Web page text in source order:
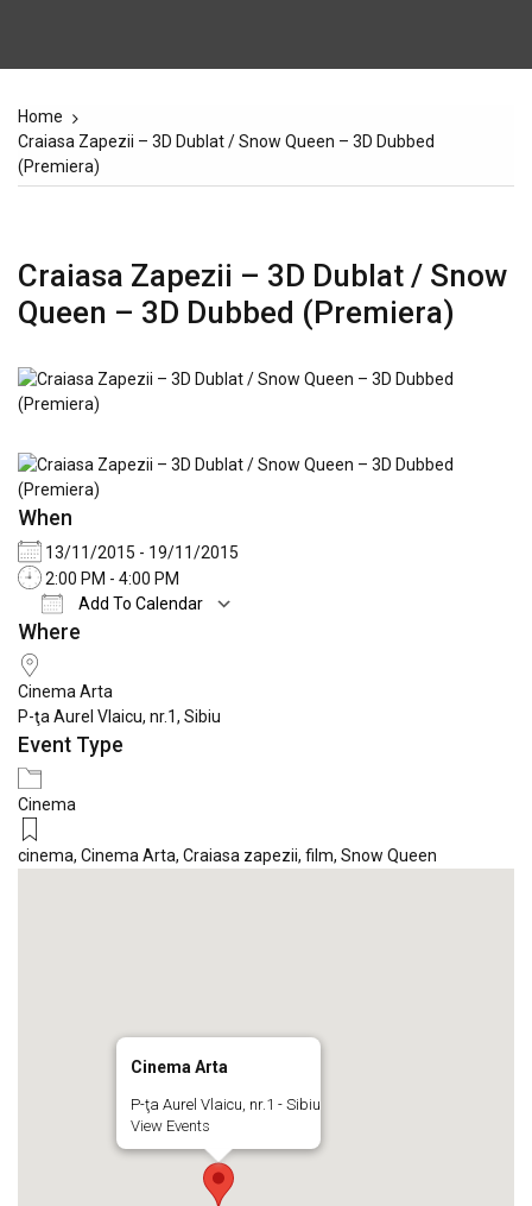
Home
Craiasa Zapezii – 3D Dublat / Snow Queen – 3D Dubbed
(Premiera)
Craiasa Zapezii – 3D Dublat / Snow
Queen – 3D Dubbed (Premiera)
When
13/11/2015 - 19/11/2015
2:00 PM - 4:00 PM
Add To Calendar
Download ICS
Where
Cinema Arta
P-ţa Aurel Vlaicu, nr.1, Sibiu
Event Type
Cinema
cinema, Cinema Arta, Craiasa zapezii, film, Snow Queen
Cinema Arta
P-ţa Aurel Vlaicu, nr.1 - Sibiu
View Events